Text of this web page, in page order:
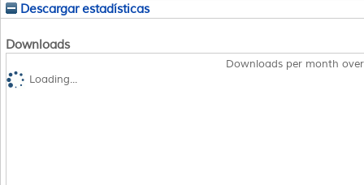
Descargar estadísticas
Downloads
Downloads per month
Loading...